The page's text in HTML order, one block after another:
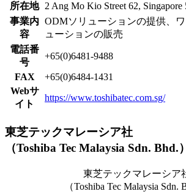
所在地 2 Ang Mo Kio Street 62, Singapore
事業内
容
ODMソリューションの提供、
ューションの販売
電話番
号
+65(0)6481-9488
FAX
+65(0)6484-1431
Webサ
イト
https://www.toshibatec.com.sg/
東芝テックマレーシア社
（Toshiba Tec Malaysia Sdn. Bhd.）
東芝テックマレーシア
（Toshiba Tec Malaysia Sdn.